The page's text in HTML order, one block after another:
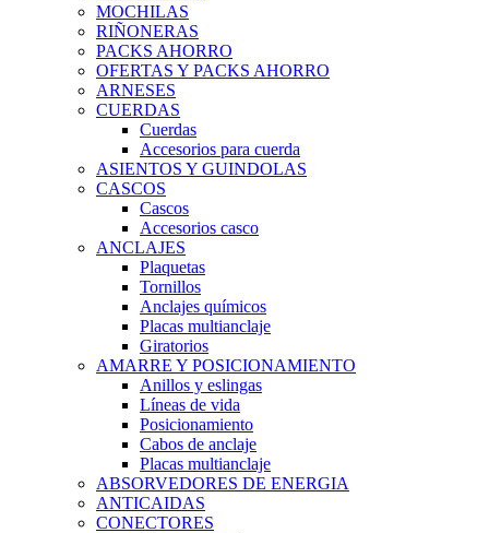
MOCHILAS
RIÑONERAS
PACKS AHORRO
OFERTAS Y PACKS AHORRO
ARNESES
CUERDAS
Cuerdas
Accesorios para cuerda
ASIENTOS Y GUINDOLAS
CASCOS
Cascos
Accesorios casco
ANCLAJES
Plaquetas
Tornillos
Anclajes químicos
Placas multianclaje
Giratorios
AMARRE Y POSICIONAMIENTO
Anillos y eslingas
Líneas de vida
Posicionamiento
Cabos de anclaje
Placas multianclaje
ABSORVEDORES DE ENERGIA
ANTICAIDAS
CONECTORES